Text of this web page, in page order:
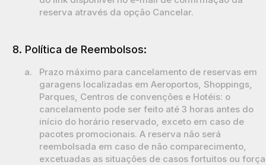
reserva através da opção Cancelar.
8. Política de Reembolsos:
a.
Prazo máximo para cancelamento de reservas em
garagens localizadas em Aeroportos, Shoppings,
Parques, Centros de convenções e Hotéis: o
cancelamento pode ser feito até 3 horas antes do
início do horário reservado, exceto em caso de
pacotes promocionais. A reserva não será
reembolsada em caso de não comparecimento,
excetuadas as situações de casos fortuitos ou força